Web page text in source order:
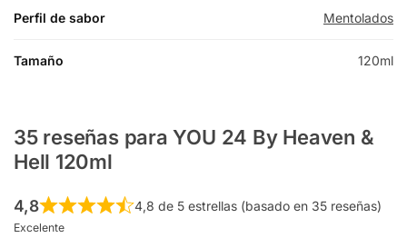
Perfil de sabor Mentolados
Tamaño 120ml
35 reseñas paraYOU 24 By Heaven &
Hell 120ml
4,8 4,8 de 5 estrellas (basado en 35 reseñas)
Excelente